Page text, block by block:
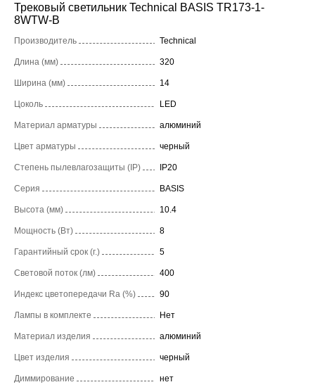
Трековый светильник Technical BASIS TR173-1-
8WTW-B
Производитель Technical
Длина (мм) 320
Ширина (мм) 14
Цоколь LED
Материал арматуры алюминий
Цвет арматуры черный
Степень пылевлагозащиты (IP) IP20
Серия BASIS
Высота (мм) 10.4
Мощность (Вт) 8
Гарантийный срок (г.) 5
Световой поток (лм) 400
Индекс цветопередачи Ra (%) 90
Лампы в комплекте Нет
Материал изделия алюминий
Цвет изделия черный
Диммирование нет